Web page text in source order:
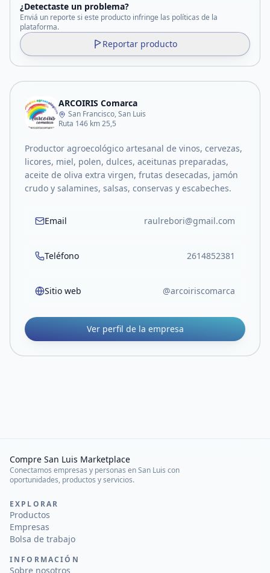
¿Detectaste un problema?
Enviá un reporte si este producto infringe las políticas de la
plataforma.
Reportar producto
ARCOIRIS Comarca
San Francisco, San Luis
Ruta 146 km 25,5
Productor agroecológico artesanal de vinos, cervezas,
licores, miel, polen, dulces, aceitunas preparadas,
aceite de oliva extra virgen, frutas desecadas, jamón
crudo y salamines, salsas, conservas y escabeches.
Email raulrebori@gmail.com
Teléfono 2614852381
Sitio web @arcoiriscomarca
Ver perfil de la empresa
Compre San Luis Marketplace
Conectamos empresas y personas en San Luis con
oportunidades, productos y servicios.
EXPLORAR
Productos
Empresas
Bolsa de trabajo
INFORMACIÓN
Sobre nosotros